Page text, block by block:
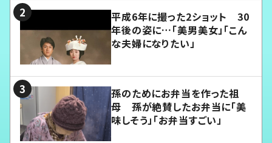
平成6年に撮った2ショット 30
年後の姿に…「美男美女」「こん
な夫婦になりたい」
孫のためにお弁当を作った祖
母 孫が絶賛したお弁当に「美
味しそう」「お弁当すごい」